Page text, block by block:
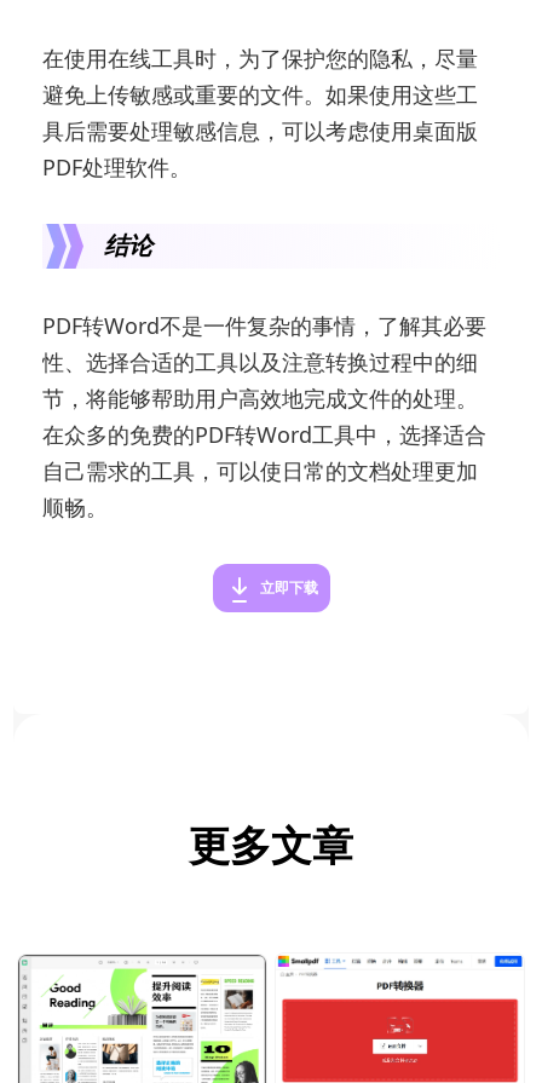
在使用在线工具时，为了保护您的隐私，尽量
避免上传敏感或重要的文件。如果使用这些工
具后需要处理敏感信息，可以考虑使用桌面版
PDF处理软件。
结论
PDF转Word不是一件复杂的事情，了解其必要
性、选择合适的工具以及注意转换过程中的细
节，将能够帮助用户高效地完成文件的处理。
在众多的免费的PDF转Word工具中，选择适合
自己需求的工具，可以使日常的文档处理更加
顺畅。
立即下载
更多文章